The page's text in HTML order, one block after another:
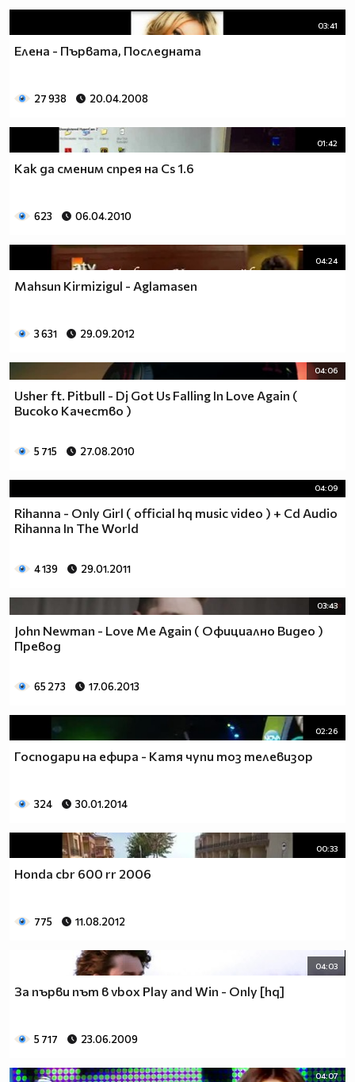
03:41
Елена - Първата, Последната
27 938 20.04.2008
01:42
Как да сменим спрея на Cs 1.6
623 06.04.2010
04:24
Mahsun Kirmizigul - Aglamasen
3 631 29.09.2012
04:06
Usher ft. Pitbull - Dj Got Us Falling In Love Again (
Високо Качество )
5 715 27.08.2010
04:09
Rihanna - Only Girl ( official hq music video ) + Cd Audio
Rihanna In The World
4 139 29.01.2011
03:43
John Newman - Love Me Again ( Официално Видео )
Превод
65 273 17.06.2013
02:26
Господари на ефира - Катя чупи тоз телевизор
324 30.01.2014
00:33
Honda cbr 600 rr 2006
775 11.08.2012
04:03
За първи път в vbox Play and Win - Only [hq]
5 717 23.06.2009
04:07